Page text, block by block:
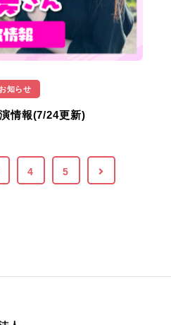
お知らせ
情報(7/24更新)
4 5